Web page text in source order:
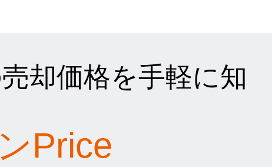
却価格を手軽に知
Price